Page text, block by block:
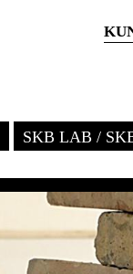
SKB LAB /